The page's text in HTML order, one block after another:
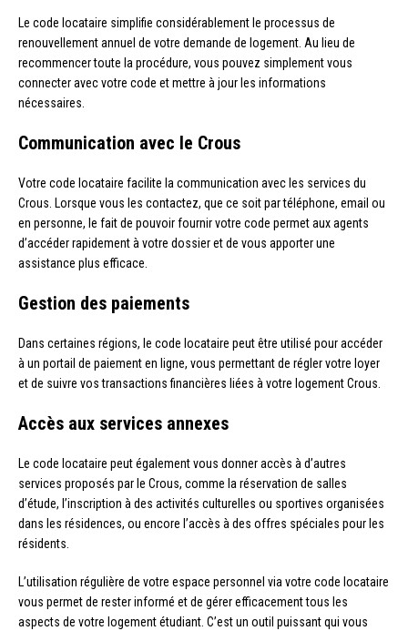
Le code locataire simplifie considérablement le processus de
renouvellement annuel de votre demande de logement. Au lieu de
recommencer toute la procédure, vous pouvez simplement vous
connecter avec votre code et mettre à jour les informations
nécessaires.
Communication avec le Crous
Votre code locataire facilite la communication avec les services du
Crous. Lorsque vous les contactez, que ce soit par téléphone, email ou
en personne, le fait de pouvoir fournir votre code permet aux agents
d’accéder rapidement à votre dossier et de vous apporter une
assistance plus efficace.
Gestion des paiements
Dans certaines régions, le code locataire peut être utilisé pour accéder
à un portail de paiement en ligne, vous permettant de régler votre loyer
et de suivre vos transactions financières liées à votre logement Crous.
Accès aux services annexes
Le code locataire peut également vous donner accès à d’autres
services proposés par le Crous, comme la réservation de salles
d’étude, l’inscription à des activités culturelles ou sportives organisées
dans les résidences, ou encore l’accès à des offres spéciales pour les
résidents.
L’utilisation régulière de votre espace personnel via votre code locataire
vous permet de rester informé et de gérer efficacement tous les
aspects de votre logement étudiant. C’est un outil puissant qui vous